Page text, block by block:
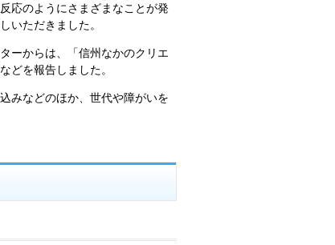
応のようにさまざまなことが発
いただきました。
ーからは、「信州なかのクリエ
どを報告しました。
みなどのほか、世代や障がいを